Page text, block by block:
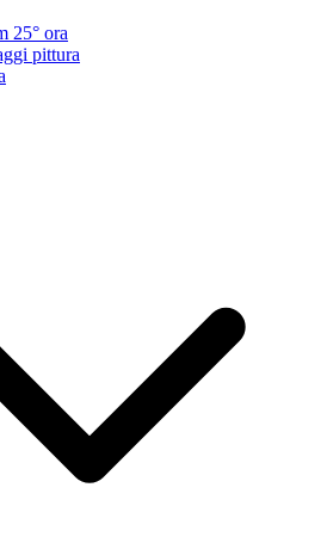
25° ora
pittura